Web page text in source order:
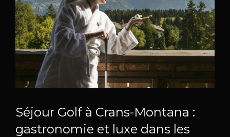
Séjour Golf à Crans-Montana :
gastronomie et luxe dans les